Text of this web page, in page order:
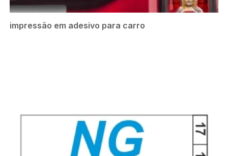
impressão em adesivo para carro